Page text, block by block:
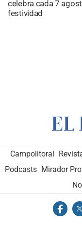
celebra cada 7
festividad
Campolitoral
Podcasts Mirador